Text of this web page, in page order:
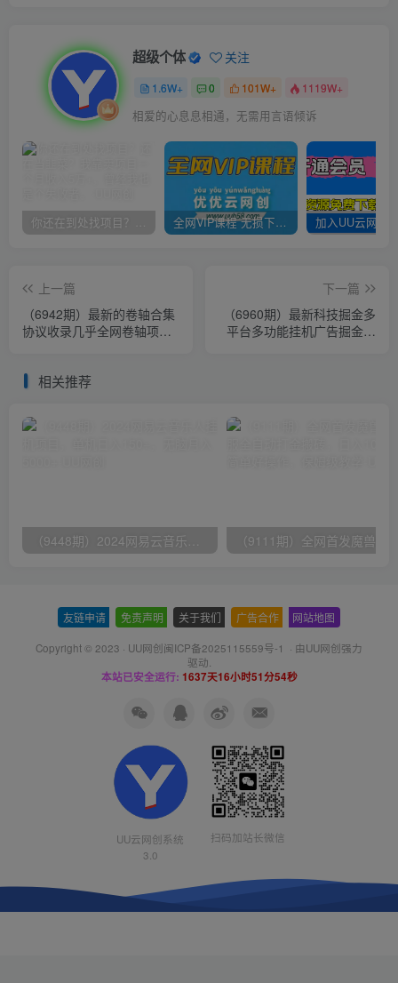
超级个体 关注
1.6W+ 0 101W+ 1119W+
相爱的心息息相通，无需用言语倾诉
你还在到处找项目？还在当韭菜？我靠卖项目一个月收入5万+，曾经我也是个失败者。 全网VIP课程 无损下载~
上一篇
（6942期）最新的卷轴合集
协议收录几乎全网卷轴项
下一篇
（6960期）最新科技掘金多
平台多功能挂机广告掘金项
相关推荐
友链申请 免责声明 关于我们 广告合作 网站地图
Copyright © 2023 · UU网创闽ICP备2025115559号-1 · 由UU网创强力
驱动.
本站已安全运行: 1637天16小时51分54秒
UU云网创系统
3.0
扫码加站长微信